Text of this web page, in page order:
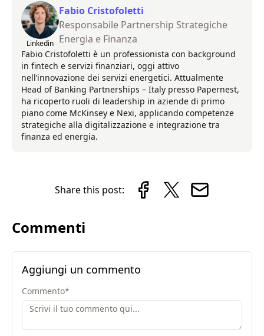
Linkedin
Fabio Cristofoletti
Responsabile Partnership Strategiche
Energia e Finanza
Fabio Cristofoletti è un professionista con background
in fintech e servizi finanziari, oggi attivo
nell’innovazione dei servizi energetici. Attualmente
Head of Banking Partnerships – Italy presso Papernest,
ha ricoperto ruoli di leadership in aziende di primo
piano come McKinsey e Nexi, applicando competenze
strategiche alla digitalizzazione e integrazione tra
finanza ed energia.
Share this post:
Commenti
Aggiungi un commento
Commento*